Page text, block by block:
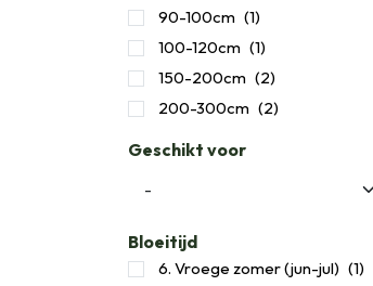
90-100cm (1)
100-120cm (1)
150-200cm (2)
200-300cm (2)
Geschikt voor
Bloeitijd
6. Vroege zomer (jun-jul) (1)